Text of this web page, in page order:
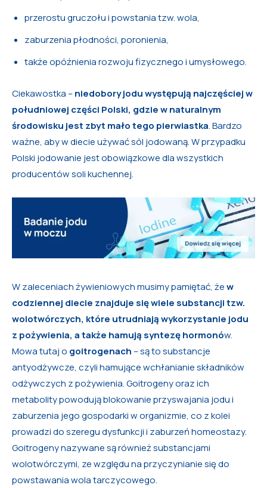
przerostu gruczołu i powstania tzw. wola,
zaburzenia płodności, poronienia,
także opóźnienia rozwoju fizycznego i umysłowego.
Ciekawostka –niedobory jodu występują najczęściej w
południowej części Polski, gdzie w naturalnym
środowisku jest zbyt mało tego pierwiastka. Bardzo
ważne, aby w diecie używać sól jodowaną. W przypadku
Polski jodowanie jest obowiązkowe dla wszystkich
producentów soli kuchennej.
W zaleceniach żywieniowych musimy pamiętać, żew
codziennej diecie znajduje się wiele substancji tzw.
wolotwórczych, które utrudniają wykorzystanie jodu
z pożywienia, a także hamują syntezę hormonów.
Mowa tutaj o goitrogenach – są to substancje
antyodżywcze, czyli hamujące wchłanianie składników
odżywczych z pożywienia. Goitrogeny oraz ich
metabolity powodują blokowanie przyswajania jodu i
zaburzenia jego gospodarki w organizmie, co z kolei
prowadzi do szeregu dysfunkcji i zaburzeń homeostazy.
Goitrogeny nazywane są również substancjami
wolotwórczymi, ze względu na przyczynianie się do
powstawania wola tarczycowego.